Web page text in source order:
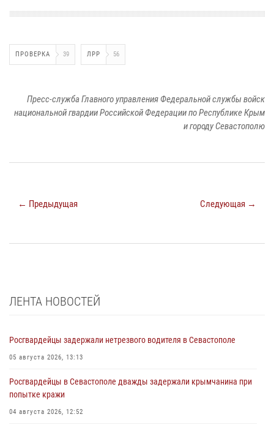
ПРОВЕРКА 39 ЛРР 56
Пресс-служба Главного управления Федеральной службы войск
национальной гвардии Российской Федерации по Республике Крым
и городу Севастополю
← Предыдущая Следующая →
ЛЕНТА НОВОСТЕЙ
Росгвардейцы задержали нетрезвого водителя в Севастополе
05 августа 2026, 13:13
Росгвардейцы в Севастополе дважды задержали крымчанина при
попытке кражи
04 августа 2026, 12:52